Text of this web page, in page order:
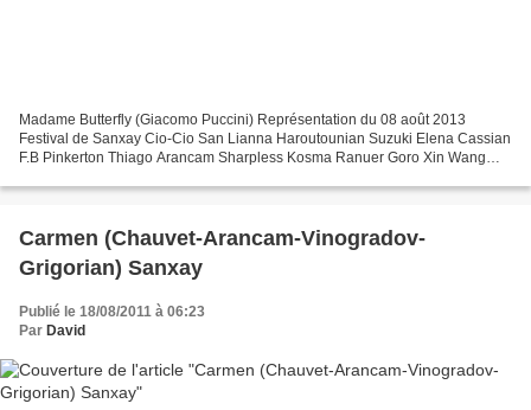
Madame Butterfly (Giacomo Puccini) Représentation du 08 août 2013
Festival de Sanxay Cio-Cio San Lianna Haroutounian Suzuki Elena Cassian
F.B Pinkerton Thiago Arancam Sharpless Kosma Ranuer Goro Xin Wang
Carmen (Chauvet-Arancam-Vinogradov-
Grigorian) Sanxay
Publié le 18/08/2011 à 06:23
Par David